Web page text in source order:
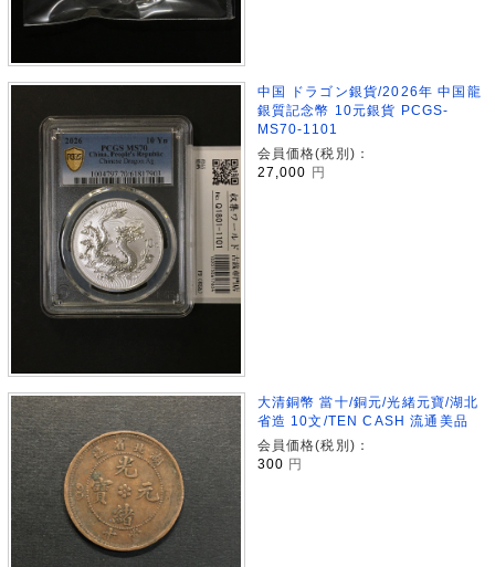
中国 ドラゴン銀貨/2026年 中国龍
銀質記念幣 10元銀貨 PCGS-
MS70-1101
会員価格(税別)：
27,000 円
大清銅幣 當十/銅元/光緒元寶/湖北
省造 10文/TEN CASH 流通美品
会員価格(税別)：
300 円